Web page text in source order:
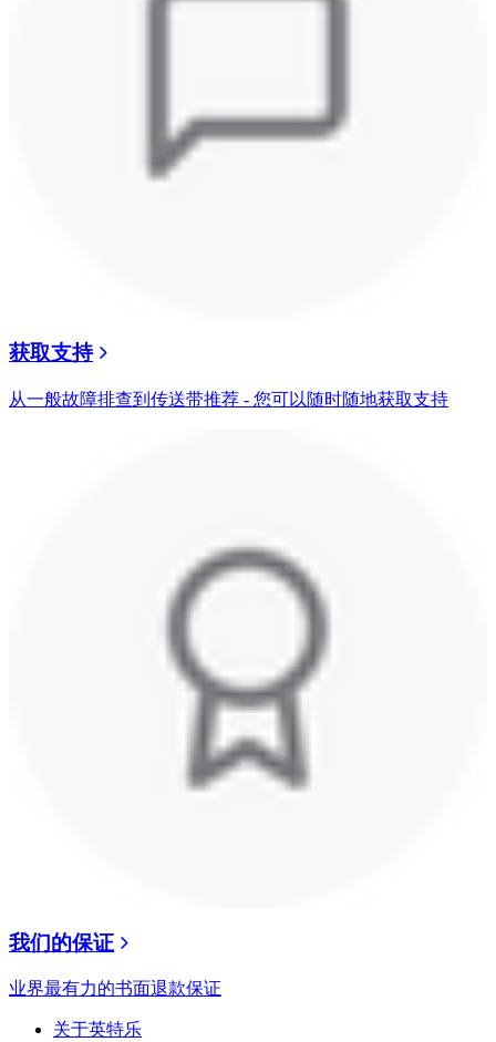
获取支持
从一般故障排查到传送带推荐 - 您可以随时随地获取支持
我们的保证
业界最有力的书面退款保证
关于英特乐